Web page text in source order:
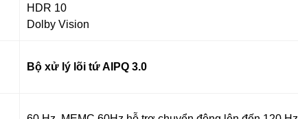
HDR 10
Dolby Vision
Bộ xử lý lõi tứ AIPQ 3.0